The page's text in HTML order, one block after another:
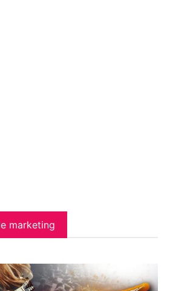
marketing